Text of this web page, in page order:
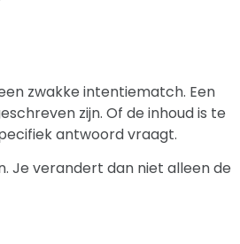
zwakke intentiematch. Een
zijn. Of de inhoud is te
antwoord vraagt.
Je verandert dan niet alleen de